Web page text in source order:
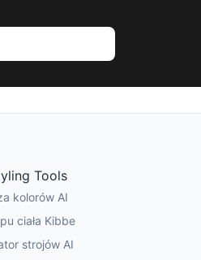
Tools
kolorów AI
ciała Kibbe
strojów AI